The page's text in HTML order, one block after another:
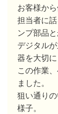
お客様か
担当者に
ンプ部品と
デジタル
器を大切
この作業
ました。
狙い通り
様子。